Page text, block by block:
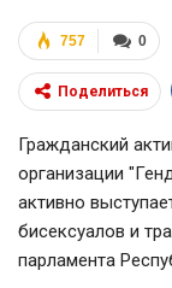
0
757
Поделиться
Гражданский
организации
активно
бисексуалов и
парламента